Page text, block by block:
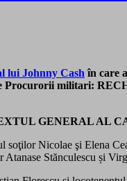
lui Johnny Cash în care
Procurorii militari:
GENERAL AL
Nicolae şi Elena
Stănculescu și